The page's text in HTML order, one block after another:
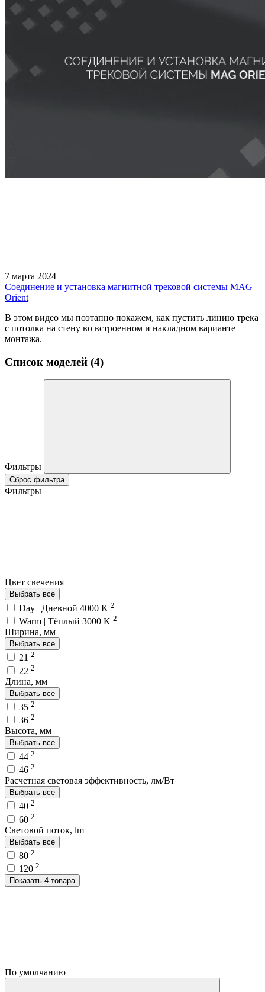
7 марта 2024
Соединение и установка магнитной трековой системы MAG
Orient
В этом видео мы поэтапно покажем, как пустить линию трека
с потолка на стену во встроенном и накладном варианте
монтажа.
Список моделей (4)
Фильтры
Сброс фильтра
Фильтры
Цвет свечения
Выбрать все
Day | Дневной 4000 K 2
Warm | Тёплый 3000 K 2
Ширина, мм
Выбрать все
21 2
22 2
Длина, мм
Выбрать все
35 2
36 2
Высота, мм
Выбрать все
44 2
46 2
Расчетная световая эффективность, лм/Вт
Выбрать все
40 2
60 2
Световой поток, lm
Выбрать все
80 2
120 2
Показать 4 товара
По умолчанию